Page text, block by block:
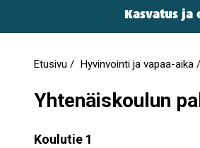
Kasvatus ja
Etusivu Hyvinvointi ja vapaa-aika
Yhtenäiskoulun
Koulutie 1